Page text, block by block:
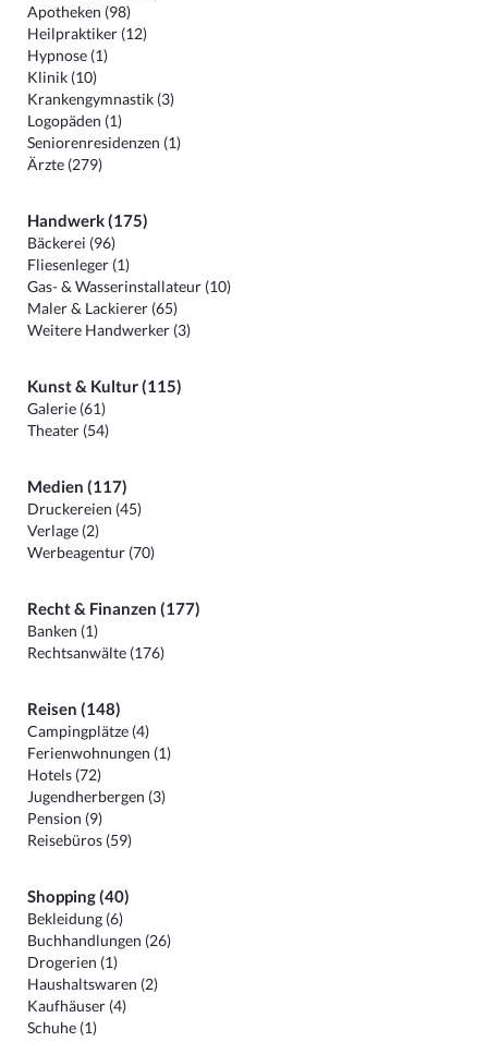
Apotheken (98)
Heilpraktiker (12)
Hypnose (1)
Klinik (10)
Krankengymnastik (3)
Logopäden (1)
Seniorenresidenzen (1)
Ärzte (279)
Handwerk (175)
Bäckerei (96)
Fliesenleger (1)
Gas- & Wasserinstallateur (10)
Maler & Lackierer (65)
Weitere Handwerker (3)
Kunst & Kultur (115)
Galerie (61)
Theater (54)
Medien (117)
Druckereien (45)
Verlage (2)
Werbeagentur (70)
Recht & Finanzen (177)
Banken (1)
Rechtsanwälte (176)
Reisen (148)
Campingplätze (4)
Ferienwohnungen (1)
Hotels (72)
Jugendherbergen (3)
Pension (9)
Reisebüros (59)
Shopping (40)
Bekleidung (6)
Buchhandlungen (26)
Drogerien (1)
Haushaltswaren (2)
Kaufhäuser (4)
Schuhe (1)